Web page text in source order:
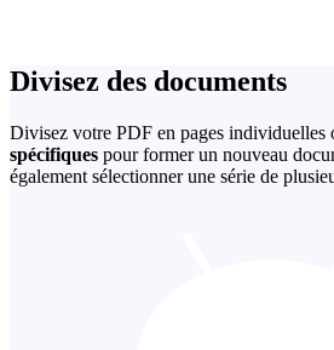
Divisez des documents
Divisez votre PDF en pages individuelles
spécifiques pour former un nouveau
également sélectionner une série de